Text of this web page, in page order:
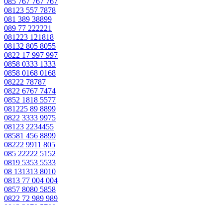
08123 557 7878
081 389 38899
089 77 222221
081223 121818
08132 805 8055
0822 17 997 997
0858 0333 1333
0858 0168 0168
08222 78787
0822 6767 7474
0852 1818 5577
081225 89 8899
0822 3333 9975
08123 2234455
08581 456 8899
08222 9911 805
085 22222 5152
0819 5353 5533
08 131313 8010
0813 77 004 004
0857 8080 5858
0822 72 989 989